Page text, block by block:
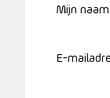
Mijn naam
E-